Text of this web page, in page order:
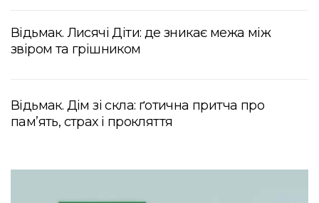
Відьмак. Лисячі Діти: де зникає межа між
звіром та грішником
Відьмак. Дім зі скла: ґотична притча про
пам’ять, страх і прокляття